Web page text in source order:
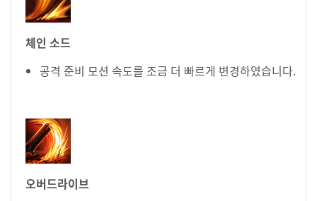
체인 소드
공격 준비 모션 속도를 조금 더 빠르게 변경하였습니다.
오버드라이브